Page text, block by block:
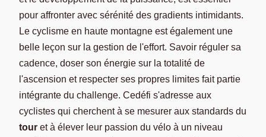
pour affronter avec sérénité des gradients intimidants.
Le cyclisme en haute montagne est également une
belle leçon sur la gestion de l'effort. Savoir réguler sa
cadence, doser son énergie sur la totalité de
l'ascension et respecter ses propres limites fait partie
intégrante du challenge. Cedéfi s'adresse aux
cyclistes qui cherchent à se mesurer aux standards du
tour et à élever leur passion du vélo à un niveau